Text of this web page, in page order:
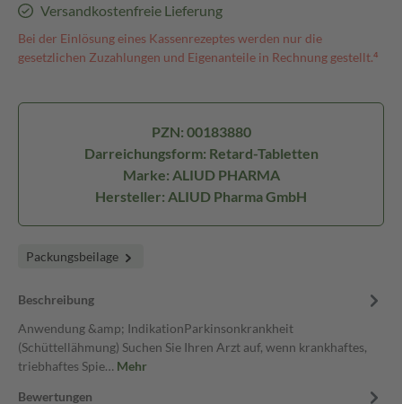
Versandkostenfreie Lieferung
Bei der Einlösung eines Kassenrezeptes werden nur die
gesetzlichen Zuzahlungen und Eigenanteile in Rechnung gestellt.⁴
PZN: 00183880
Darreichungsform: Retard-Tabletten
Marke: ALIUD PHARMA
Hersteller: ALIUD Pharma GmbH
Packungsbeilage
Beschreibung
Anwendung &amp; IndikationParkinsonkrankheit
(Schüttellähmung) Suchen Sie Ihren Arzt auf, wenn krankhaftes,
triebhaftes Spie… Mehr
Bewertungen